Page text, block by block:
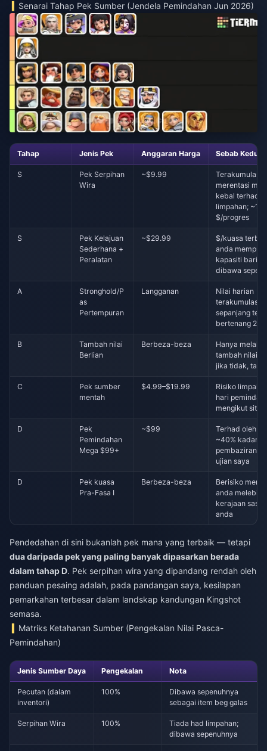
Senarai Tahap Pek Sumber (Jendela Pemindahan Jun 2026)
Tahap Jenis Pek Anggaran Harga Sebab
S
Pek Serpihan
Wira
~$9.99
Terakumulasi
merentasi
kebal
limpahan;
$/progres
S
Pek Kelajuan
Sederhana +
Peralatan
~$29.99
$/kuasa
anda
kapasiti baris
dibawa
A
Stronghold/P
as
Pertempuran
Langganan
Nilai harian
terakumulasi
sepanjang
bertenang 25
B
Tambah nilai
Berlian
Berbeza-beza
Hanya melalui
tambah nilai
jika tidak,
C
Pek sumber
mentah
$4.99–$19.99
Risiko
hari
mengikut
D
Pek
Pemindahan
Mega $99+
~$99
Terhad oleh
~40% kadar
pembaziran
ujian saya
D
Pek kuasa
Pra-Fasa I
Berbeza-beza
Berisiko
anda melebihi
kerajaan
anda
Pendedahan di sini bukanlah pek mana yang terbaik — tetapi
dua daripada pek yang paling banyak dipasarkan berada
dalam tahap D. Pek serpihan wira yang dipandang rendah oleh
panduan pesaing adalah, pada pandangan saya, kesilapan
pemarkahan terbesar dalam landskap kandungan Kingshot
semasa.
Matriks Ketahanan Sumber (Pengekalan Nilai Pasca-
Pemindahan)
Jenis Sumber Daya Pengekalan Nota
Pecutan (dalam
inventori)
100%
Dibawa sepenuhnya
sebagai item beg galas
Serpihan Wira 100%
Tiada had limpahan;
dibawa sepenuhnya